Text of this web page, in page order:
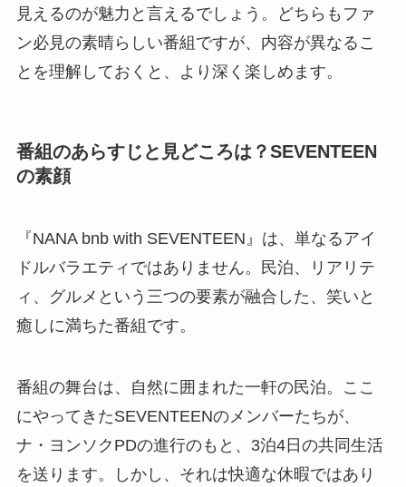
見えるのが魅力と言えるでしょう。どちらもファ
ン必見の素晴らしい番組ですが、内容が異なるこ
とを理解しておくと、より深く楽しめます。
番組のあらすじと見どころは？SEVENTEEN
の素顔
『NANA bnb with SEVENTEEN』は、単なるアイ
ドルバラエティではありません。民泊、リアリテ
ィ、グルメという三つの要素が融合した、笑いと
癒しに満ちた番組です。
番組の舞台は、自然に囲まれた一軒の民泊。ここ
にやってきたSEVENTEENのメンバーたちが、
ナ・ヨンソクPDの進行のもと、3泊4日の共同生活
を送ります。しかし、それは快適な休暇ではあり